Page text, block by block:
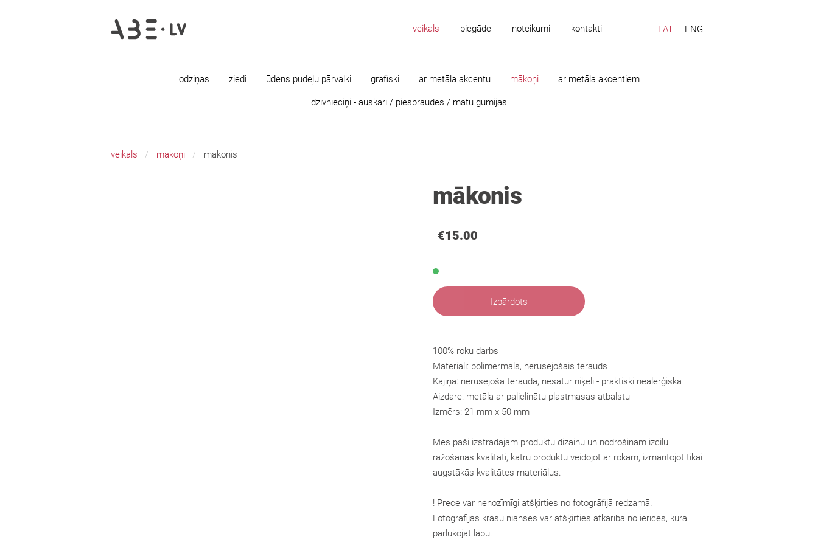
veikals piegāde noteikumi kontakti LAT ENG
odziņas ziedi ūdens pudeļu pārvalki grafiski ar metāla akcentu mākoņi ar metāla akcentiem
dzīvnieciņi - auskari / piespraudes / matu gumijas
veikals mākoņi mākonis
mākonis
€15.00
Izpārdots
100% roku darbs
Materiāli: polimērmāls, nerūsējošais tērauds
Kājiņa: nerūsējošā tērauda, nesatur niķeli - praktiski nealerģiska
Aizdare: metāla ar palielinātu plastmasas atbalstu
Izmērs: 21 mm x 50 mm
Mēs paši izstrādājam produktu dizainu un nodrošinām izcilu
ražošanas kvalitāti, katru produktu veidojot ar rokām, izmantojot tikai
augstākās kvalitātes materiālus.
! Prece var nenozīmīgi atšķirties no fotogrāfijā redzamā.
Fotogrāfijās krāsu nianses var atšķirties atkarībā no ierīces, kurā
pārlūkojat lapu.